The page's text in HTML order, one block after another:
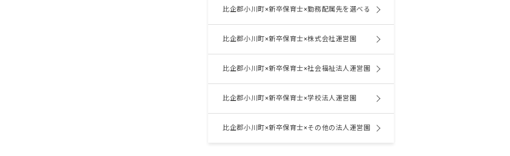
比企郡小川町×新卒保育士×勤務配属先を選べる
比企郡小川町×新卒保育士×株式会社運営園
比企郡小川町×新卒保育士×社会福祉法人運営園
比企郡小川町×新卒保育士×学校法人運営園
比企郡小川町×新卒保育士×その他の法人運営園